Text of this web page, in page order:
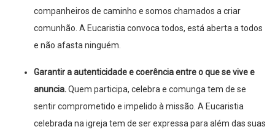
companheiros de caminho e somos chamados a criar
comunhão. A Eucaristia convoca todos, está aberta a todos
e não afasta ninguém.
Garantir a autenticidade e coerência entre o que se vive e
anuncia.Quem participa, celebra e comunga tem de se
sentir comprometido e impelido à missão. A Eucaristia
celebrada na igreja tem de ser expressa para além das suas